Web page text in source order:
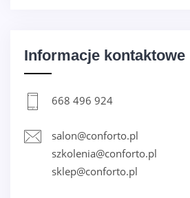
Informacje kontaktowe
668 496 924
salon@conforto.pl
szkolenia@conforto.pl
sklep@conforto.pl